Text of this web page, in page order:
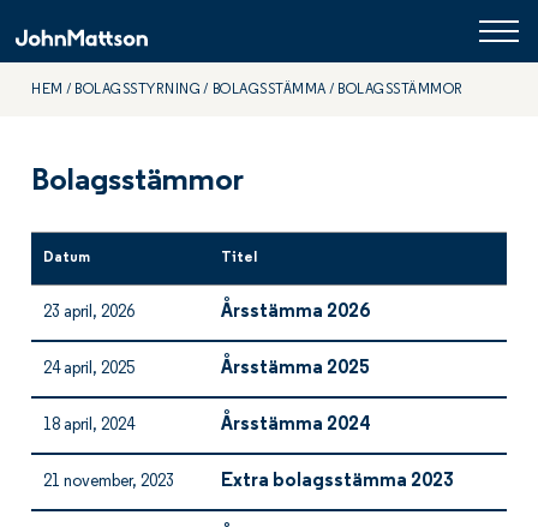
HEM BOLAGSSTYRNING BOLAGSSTÄMMA BOLAGSSTÄMMOR
Bolagsstämmor
Datum Titel
23 april, 2026 Årsstämma 2026
24 april, 2025 Årsstämma 2025
18 april, 2024 Årsstämma 2024
21 november, 2023 Extra bolagsstämma 2023